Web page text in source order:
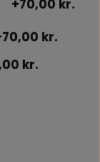
+70,00 kr.
kr.
kr.